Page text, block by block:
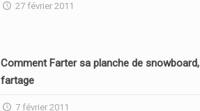
27 février 2011
Comment Farter sa planche de snowboard,
fartage
7 février 2011